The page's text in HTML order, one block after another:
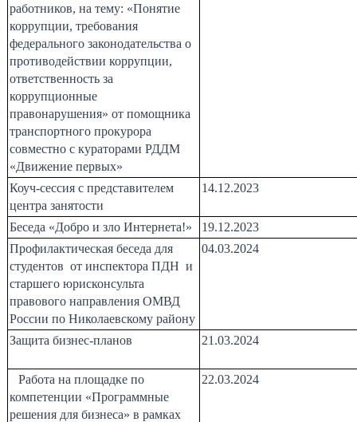
работников, на тему: «Понятие
коррупции, требования
федерального законодательства о
противодействии коррупции,
ответственность за
коррупционные
правонарушения» от помощника
транспортного прокурора
совместно с кураторами РДДМ
«Движение первых»
Коуч-сессия с представителем
центра занятости
14.12.2023
Беседа «Добро и зло Интернета!»
19.12.2023
Профилактическая беседа для
студентов от инспектора ПДН и
старшего юрисконсульта
правового направления ОМВД
России по Николаевскому району
04.03.2024
Защита бизнес-планов 21.03.2024
Работа на площадке по
компетенции «Программные
решения для бизнеса» в рамках
22.03.2024